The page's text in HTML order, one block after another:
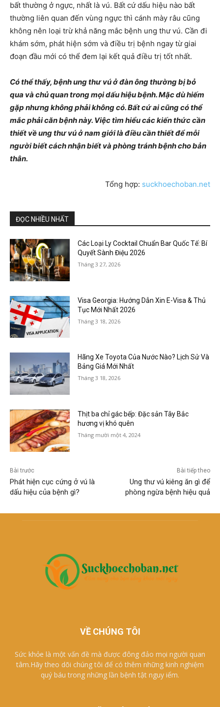
bất thường ở ngực, nhất là vú. Bất cứ dấu hiệu nào bất
thường liên quan đến vùng ngực thì cánh mày râu cũng
không nên loại trừ khả năng mắc bệnh ung thư vú. Cần đi
khám sớm, phát hiện sớm và điều trị bệnh ngay từ giai
đoạn đầu mới có thể đem lại kết quả điều trị tốt nhất.
Có thể thấy, bệnh ung thư vú ở đàn ông thường bị bỏ
qua và chủ quan trong mọi dấu hiệu bệnh. Mặc dù hiếm
gặp nhưng không phải không có. Bất cứ ai cũng có thể
mắc phải căn bệnh này. Việc tìm hiểu các kiến thức cần
thiết về ung thư vú ở nam giới là điều cần thiết để mỗi
người biết cách nhận biết và phòng tránh bệnh cho bản
thân.
Tổng hợp: suckhoechoban.net
ĐỌC NHIỀU NHẤT
Các Loại Ly Cocktail Chuẩn Bar Quốc Tế: Bí
Quyết Sành Điệu 2026
Tháng 3 27, 2026
Visa Georgia: Hướng Dẫn Xin E-Visa & Thủ
Tục Mới Nhất 2026
Tháng 3 18, 2026
Hãng Xe Toyota Của Nước Nào? Lịch Sử Và
Bảng Giá Mới Nhất
Tháng 3 18, 2026
Thịt ba chỉ gác bếp: Đặc sản Tây Bắc
hương vị khó quên
Tháng mười một 4, 2024
Bài trước
Phát hiện cục cứng ở vú là
dấu hiệu của bệnh gì?
Bài tiếp theo
Ung thư vú kiêng ăn gì để
phòng ngừa bệnh hiệu quả
VỀ CHÚNG TÔI
Sức khỏe là một vấn đề mà được đông đảo mọi người quan
tâm.Hãy theo dõi chúng tôi để có thêm những kinh nghiệm
quý báu trong những lần bệnh tật nguy iểm.